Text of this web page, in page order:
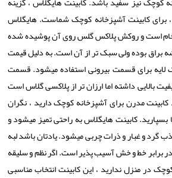
کابینت آشپزخانه کوچک شماست. هایگلاس
است و روکش پلاکس گلس روی آن پوشیده شده
بوده ولی سبک تر از آن است. به دلیل قیمت
لایه برای قسمت بیرونی استفاده میشود. قسمت
بالایی داشته اما ارزان تر از پلاکسی گلاس است
مدرن برای آشپزخانه کوچک دارید ، نگران
کابینت هایگلاس به راحتی تمیز میشود و
و غبار و ذرات چربی میشود. یادتان باشد لبه
برابر خط و خش آسیب پذیر است. اگر نظم و سلیقه
در منزل ندارید ، این کابینت انتخاب مناسبی